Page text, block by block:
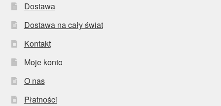
Dostawa
Dostawa na cały świat
Kontakt
Moje konto
O nas
Płatności